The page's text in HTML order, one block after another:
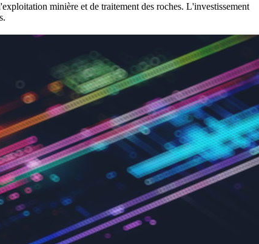
minière et de traitement des roches. L'investissement